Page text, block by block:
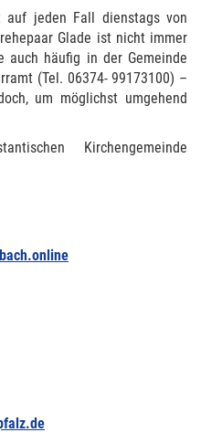
jeden Fall dienstags von
Glade ist nicht immer
auch häufig in der Gemeinde
(Tel. 06374- 99173100) –
um möglichst umgehend
Kirchengemeinde